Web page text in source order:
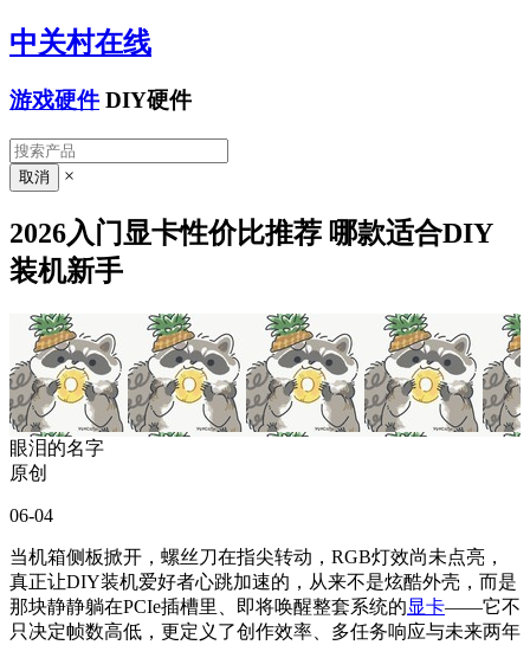
中关村在线
游戏硬件 DIY硬件
×
2026入门显卡性价比推荐 哪款适合DIY
装机新手
眼泪的名字
原创
06-04
当机箱侧板掀开，螺丝刀在指尖转动，RGB灯效尚未点亮，
真正让DIY装机爱好者心跳加速的，从来不是炫酷外壳，而是
那块静静躺在PCIe插槽里、即将唤醒整套系统的显卡——它不
只决定帧数高低，更定义了创作效率、多任务响应与未来两年